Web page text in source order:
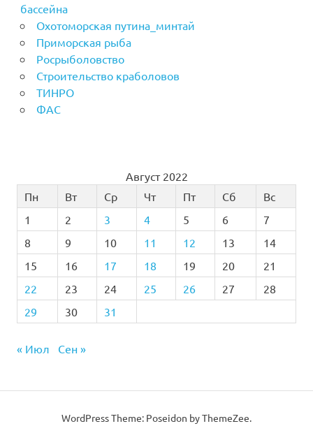
бассейна
Охотоморская путина_минтай
Приморская рыба
Росрыболовство
Строительство краболовов
ТИНРО
ФАС
Август 2022
Пн
Вт Ср Чт Пт Сб
Вс
1
2 3 4 5 6
7
8
9 10 11 12 13
14
15
16 17 18 19 20
21
22
23 24 25 26 27
28
29
30 31
« Июл Сен »
WordPress Theme: Poseidon byThemeZee